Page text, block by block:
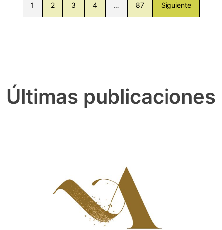
1 2 3 4 … 87 Siguiente
Últimas publicaciones